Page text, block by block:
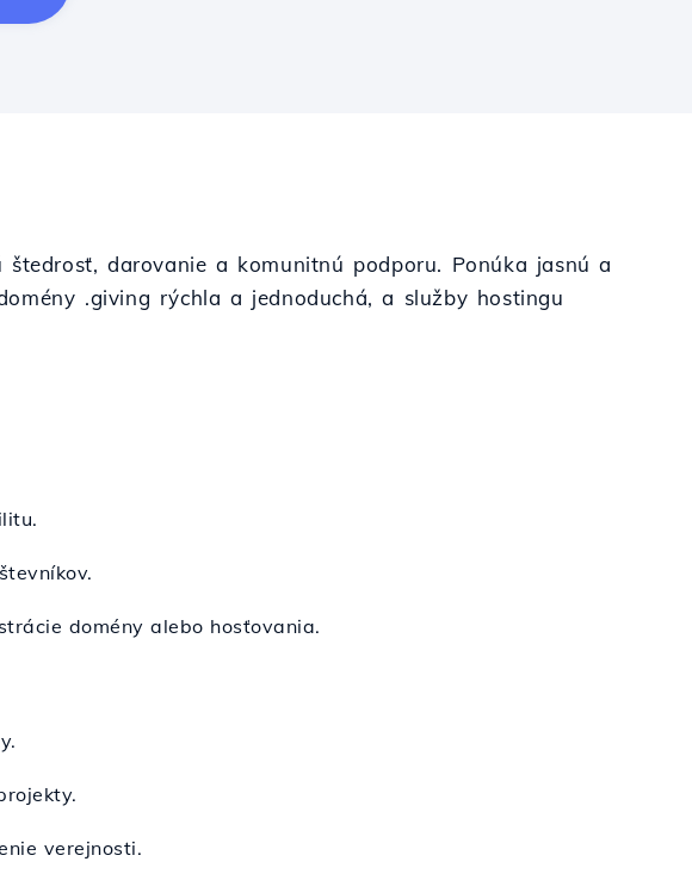
darovanie a komunitnú podporu. Ponúka jasnú a
.giving rýchla a jednoduchá, a služby hostingu
domény alebo hosťovania.
verejnosti.